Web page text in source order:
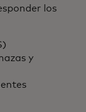
los
y